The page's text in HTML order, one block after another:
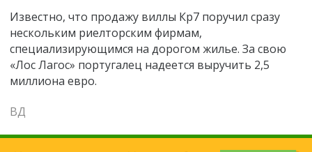
Известно, что продажу виллы Кр7 поручил сразу
нескольким риелторским фирмам,
специализирующимся на дорогом жилье. За свою
«Лос Лагос» португалец надеется выручить 2,5
миллиона евро.
ВД